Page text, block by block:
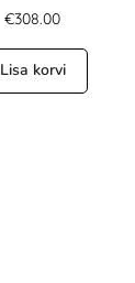
€308.00
Lisa korvi